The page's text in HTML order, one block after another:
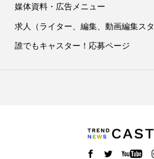
媒体資料・広告メニュー
求人（ライター、編集、動画編集スタ
誰でもキャスター！応募ページ